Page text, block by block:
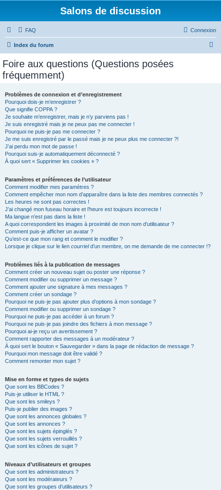
Salons de discussion
FAQ Connexion
Index du forum
Foire aux questions (Questions posées
fréquemment)
Problèmes de connexion et d’enregistrement
Pourquoi dois-je m’enregistrer ?
Que signifie COPPA ?
Je souhaite m’enregistrer, mais je n’y parviens pas !
Je suis enregistré mais je ne peux pas me connecter !
Pourquoi ne puis-je pas me connecter ?
Je me suis enregistré par le passé mais je ne peux plus me connecter ?!
J’ai perdu mon mot de passe !
Pourquoi suis-je automatiquement déconnecté ?
À quoi sert « Supprimer les cookies » ?
Paramètres et préférences de l’utilisateur
Comment modifier mes paramètres ?
Comment empêcher mon nom d’apparaître dans la liste des membres connectés ?
Les heures ne sont pas correctes !
J’ai changé mon fuseau horaire et l’heure est toujours incorrecte !
Ma langue n’est pas dans la liste !
A quoi correspondent les images à proximité de mon nom d’utilisateur ?
Comment puis-je afficher un avatar ?
Qu’est-ce que mon rang et comment le modifier ?
Lorsque je clique sur le lien courrield’un membre, on me demande de me connecter !?
Problèmes liés à la publication de messages
Comment créer un nouveau sujet ou poster une réponse ?
Comment modifier ou supprimer un message ?
Comment ajouter une signature à mes messages ?
Comment créer un sondage ?
Pourquoi ne puis-je pas ajouter plus d’options à mon sondage ?
Comment modifier ou supprimer un sondage ?
Pourquoi ne puis-je pas accéder à un forum ?
Pourquoi ne puis-je pas joindre des fichiers à mon message ?
Pourquoi ai-je reçu un avertissement ?
Comment rapporter des messages à un modérateur ?
À quoi sert le bouton « Sauvegarder » dans la page de rédaction de message ?
Pourquoi mon message doit être validé ?
Comment remonter mon sujet ?
Mise en forme et types de sujets
Que sont les BBCodes ?
Puis-je utiliser le HTML ?
Que sont les smileys ?
Puis-je publier des images ?
Que sont les annonces globales ?
Que sont les annonces ?
Que sont les sujets épinglés ?
Que sont les sujets verrouillés ?
Que sont les icônes de sujet ?
Niveaux d’utilisateurs et groupes
Que sont les administrateurs ?
Que sont les modérateurs ?
Que sont les groupes d’utilisateurs ?